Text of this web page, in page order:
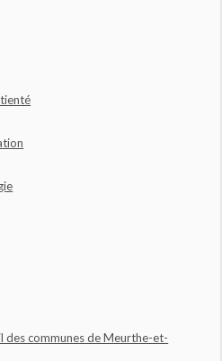
des communes de Meurthe-et-